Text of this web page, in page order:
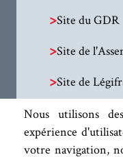
Nous utilisons
expérience
votre navigation,
>Site du GDR
>Site de
>Site de